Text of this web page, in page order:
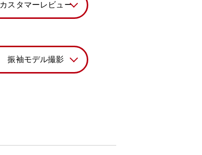
カスタマーレビュー
振袖モデル撮影